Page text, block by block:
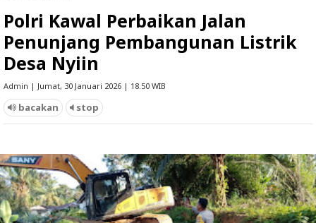
Polri Kawal Perbaikan Jalan
Penunjang Pembangunan Listrik
Desa Nyiin
Admin | Jumat, 30 Januari 2026 | 18.50 WIB
bacakan stop